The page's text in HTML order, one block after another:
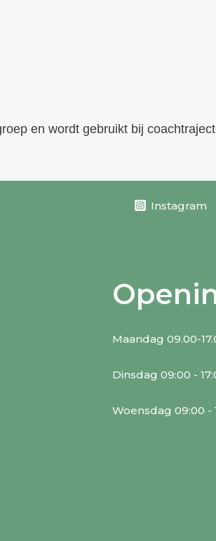
en wordt gebruikt bij
Instagram
Maandag 09.00-
Dinsdag 09:00 -
Woensdag 09:00 -